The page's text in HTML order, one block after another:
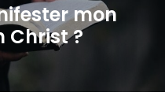
mon
Christ ?